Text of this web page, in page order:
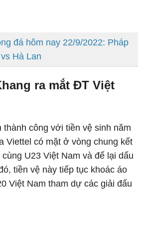
đá hôm nay 22/9/2022: Pháp
Hà Lan
ra mắt ĐT Việt
thành công với tiền vệ sinh năm
Viettel có mặt ở vòng chung kết
U23 Việt Nam và để lại dấu
tiền vệ này tiếp tục khoác áo
Việt Nam tham dự các giải đấu